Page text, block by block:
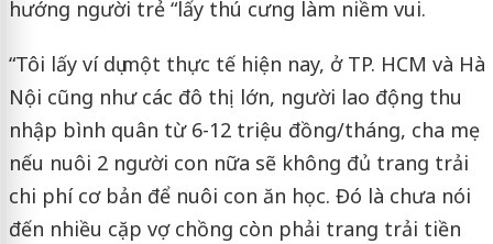
hướng người trẻ “lấy thú cưng làm niềm vui.
“Tôi lấy ví dụ một thực tế hiện nay, ở TP. HCM và Hà
Nội cũng như các đô thị lớn, người lao động thu
nhập bình quân từ 6-12 triệu đồng/tháng, cha mẹ
nếu nuôi 2 người con nữa sẽ không đủ trang trải
chi phí cơ bản để nuôi con ăn học. Đó là chưa nói
đến nhiều cặp vợ chồng còn phải trang trải tiền